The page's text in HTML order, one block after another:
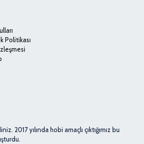
Politikası
2017 yılında hobi amaçlı çıktığımız bu